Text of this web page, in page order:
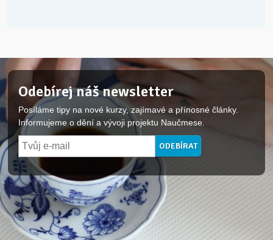
Odebírej náš newsletter
Posíláme tipy na nové kurzy, zajímavé a přínosné články.
Informujeme o dění a vývoji projektu Naučmese.